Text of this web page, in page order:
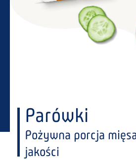
Parówki
Pożywna porcja
jakości